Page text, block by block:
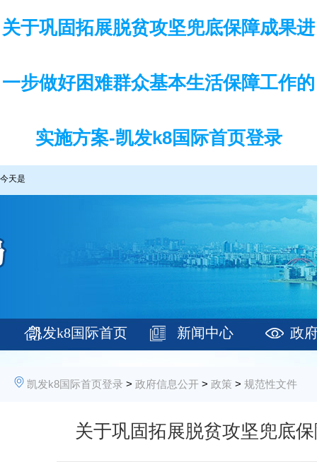
关于巩固拓展脱贫攻坚兜底保障成果进
一步做好困难群众基本生活保障工作的
实施方案-凯发k8国际首页登录
今天是
凯发k8国际首页 新闻中心 政
凯发k8国际首页登录 > 政府信息公开 > 政策 > 规范性文件
关于巩固拓展脱贫攻坚兜底